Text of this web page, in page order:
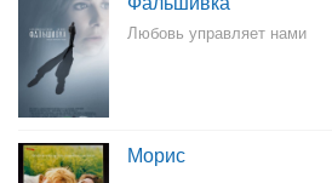
Любовь управляет нами
Морис